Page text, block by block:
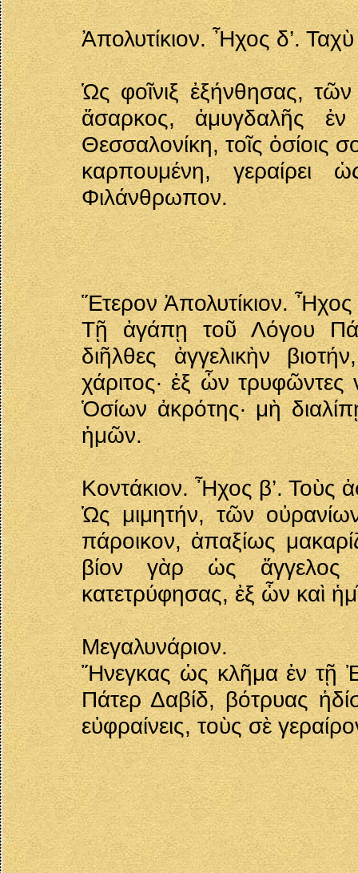
Ἀπολυτίκιον. Ἦχος δ’.
Ὡς φοῖνιξ ἐξήνθησας,
ἄσαρκος, ἀμυγδαλῆς
Θεσσαλονίκη, τοῖς ὁσίοις
καρπουμένη,
Φιλάνθρωπον.
Ἕτερον Ἀπολυτίκιον.
Τῇ ἀγάπῃ τοῦ Λόγου
διῆλθες ἀγγελικὴν
χάριτος· ἐξ ὧν
Ὁσίων ἀκρότης· μὴ
ἡμῶν.
Κοντάκιον. Ἦχος β’. Τοὺς
Ὡς μιμητήν, τῶν
πάροικον, ἀπαξίως
βίον γὰρ ὡς ἄγγελος
κατετρύφησας, ἐξ ὧν καὶ
Μεγαλυνάριον.
Ἤνεγκας ὡς κλῆμα ἐν τῇ
Πάτερ Δαβίδ, βότρυας
εὐφραίνεις, τοὺς σὲ